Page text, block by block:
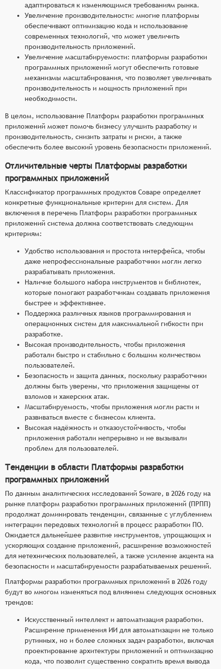
адаптироваться к изменяющимся требованиям рынка.
Увеличение производительности: многие платформы
обеспечивают оптимизацию кода и использование
современных технологий, что может увеличить
производительность приложений.
Увеличение масштабируемости: платформы разработки
программных приложений могут обеспечить готовые
механизмы масштабирования, что позволяет увеличивать
производительность и мощность приложений при
необходимости.
В целом, использование Платформ разработки программных
приложений может помочь бизнесу улучшить разработку и
производительность, снизить затраты и риски, а также
обеспечить более высокий уровень безопасности приложений.
Отличительные черты Платформы разработки
программных приложений
Классификатор программных продуктов Соваре определяет
конкретные функциональные критерии для систем. Для
включения в перечень Платформ разработки программных
приложений система должна соответствовать следующим
критериям:
Удобство использования и простота интерфейса, чтобы
даже непрофессиональные разработчики могли легко
разрабатывать приложения.
Наличие большого набора инструментов и библиотек,
которые помогают разработчикам создавать приложения
быстрее и эффективнее.
Поддержка различных языков программирования и
операционных систем для максимальной гибкости при
разработке.
Высокая производительность, чтобы приложения
работали быстро и стабильно с большим количеством
пользователей.
Безопасность и защита данных, поскольку разработчики
должны быть уверены, что приложения защищены от
взломов и хакерских атак.
Масштабируемость, чтобы приложения могли расти и
развиваться вместе с бизнесом клиента.
Высокая надёжность и отказоустойчивость, чтобы
приложения работали непрерывно и не вызывали
проблем для пользователей.
Тенденции в области Платформы разработки
программных приложений
По данным аналитических исследований Soware, в 2026 году на
рынке платформ разработки программных приложений (ПРПП)
продолжат доминировать тенденции, связанные с углублением
интеграции передовых технологий в процесс разработки ПО.
Ожидается дальнейшее развитие инструментов, упрощающих и
ускоряющих создание приложений, расширение возможностей
для нетехнических пользователей, а также усиление акцента на
безопасности и масштабируемости разрабатываемых решений.
Платформы разработки программных приложений в 2026 году
будут во многом изменяться под влиянием следующих основных
трендов:
Искусственный интеллект и автоматизация разработки.
Расширение применения ИИ для автоматизации не только
рутинных, но и более сложных задач разработки, включая
проектирование архитектуры приложений и оптимизацию
кода, что позволит существенно сократить время вывода